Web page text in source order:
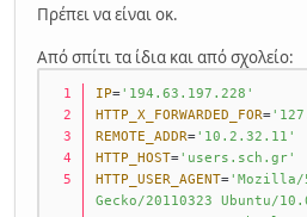
Πρέπει να είναι οκ.
Από σπίτι τα ίδια και από σχολείο:
IP='194.63.197.228'
HTTP_X_FORWARDED_FOR=
REMOTE_ADDR='10.2.32.11'
HTTP_HOST='users.sch.gr'
HTTP_USER_AGENT='Mozilla/
Gecko/20110323 Ubuntu/